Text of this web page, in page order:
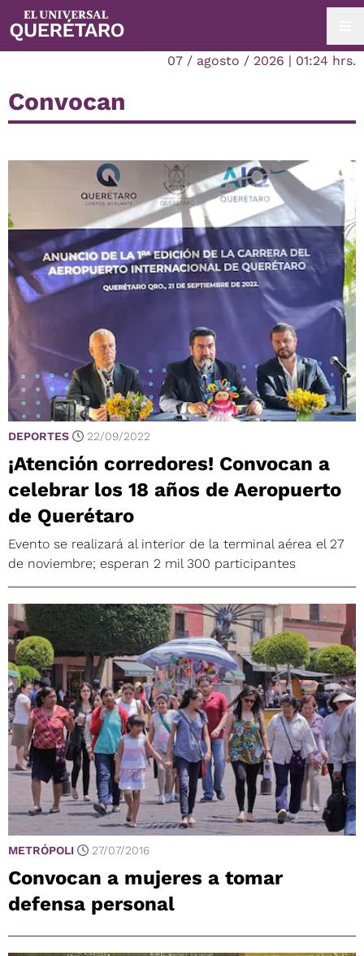
07 / agosto / 2026 | 01:24 hrs.
Convocan
DEPORTES 22/09/2022
¡Atención corredores! Convocan a
celebrar los 18 años de Aeropuerto
de Querétaro
Evento se realizará al interior de la terminal aérea el 27
de noviembre; esperan 2 mil 300 participantes
METRÓPOLI 27/07/2016
Convocan a mujeres a tomar
defensa personal